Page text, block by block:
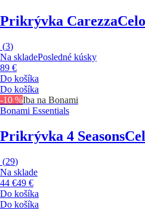
Prikrývka Carezza
(3)
Na skladePosledné kúsky
89 €
Do košíka
Do košíka
-10 %Iba na Bonami
Bonami Essentials
Prikrývka 4 Seasons
(29)
Na sklade
44 €49 €
Do košíka
Do košíka